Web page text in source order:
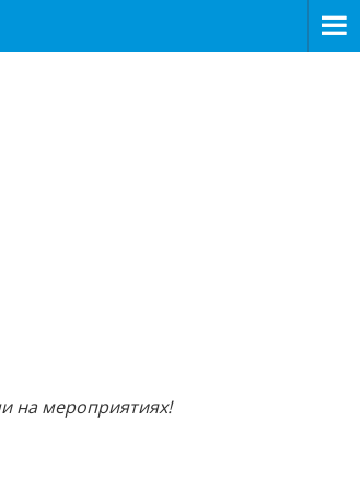
на мероприятиях!